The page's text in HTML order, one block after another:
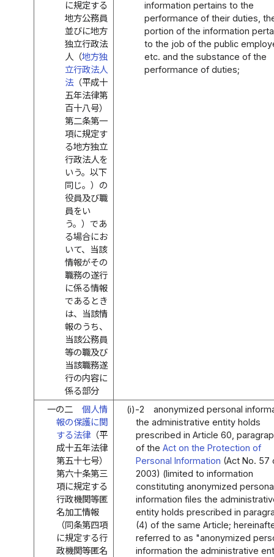
に規定する
地方公務員
並びに地方
独立行政法
人（地方独
立行政法人
法（平成十
五年法律第
百十八号）
第二条第一
項に規定す
る地方独立
行政法人を
いう。以下
同じ。）の
役員及び職
員をい
う。）であ
る場合にお
いて、当該
情報がその
職務の遂行
に係る情報
であるとき
は、当該情
報のうち、
当該公務員
等の職及び
当該職務遂
行の内容に
係る部分
information pertains to the
performance of their duties,
portion of the information
to the job of the public
etc. and the substance of the
performance of duties;
一の二
個人情
報の保護に関
する法律（平
成十五年法律
第五十七号）
第六十条第三
項に規定する
行政機関等匿
名加工情報
（同条第四項
に規定する行
政機関等匿名
(i)-2
anonymized personal
the administrative entity holds
prescribed in Article 60,
of the Act on the Protection of
Personal Information (Act No. 57
2003) (limited to information
constituting anonymized
information files the
entity holds prescribed in
(4) of the same Article;
referred to as "anonymized
information the administrative